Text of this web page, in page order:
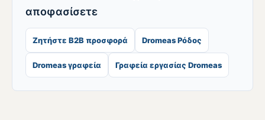
αποφασίσετε
Ζητήστε B2B προσφορά Dromeas Ρόδος
Dromeas γραφεία Γραφεία εργασίας Dromeas